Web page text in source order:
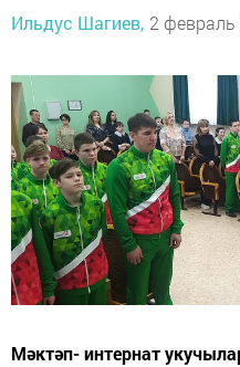
Ильдус Шагиев, 2 февраль
Мәктәп- интернат